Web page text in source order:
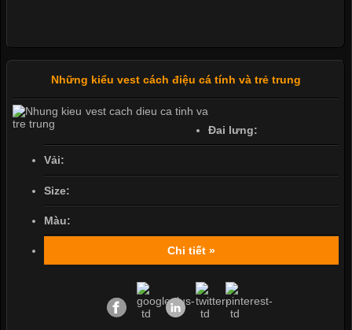
Những kiểu vest cách điệu cá tính và trẻ trung
Đai lưng:
Vải:
Size:
Màu:
Chi tiết »